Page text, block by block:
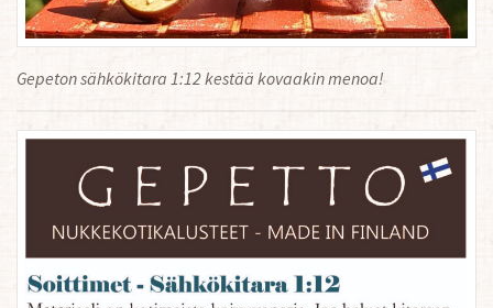
Gepeton sähkökitara 1:12 kestää kovaakin menoa!